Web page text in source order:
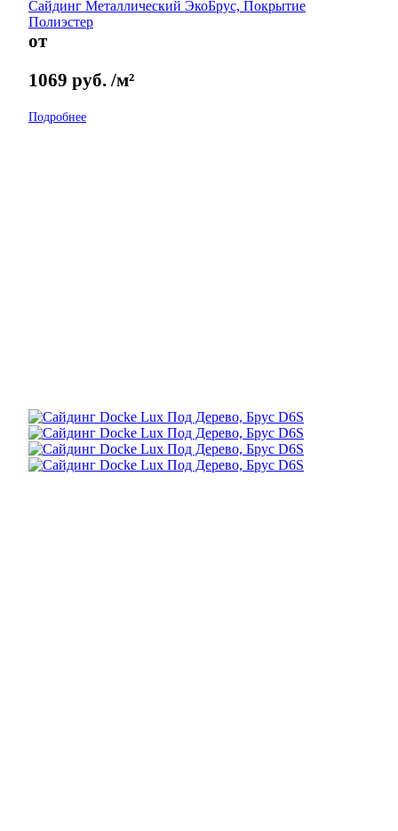
Сайдинг Металлический ЭкоБрус, Покрытие
Полиэстер
от
1069 руб. /м²
Подробнее